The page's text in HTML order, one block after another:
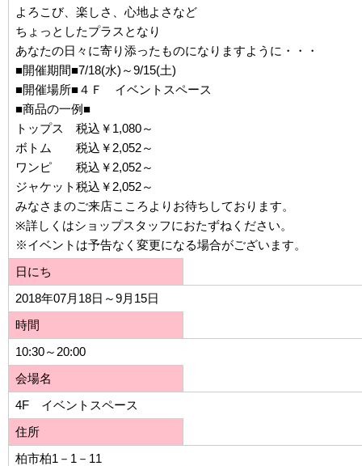
よろこび、楽しさ、心地よさなど
ちょっとしたプラスとなり
あなたの日々に寄り添ったものになりますように・・・
■開催期間■7/18(水)～9/15(土)
■開催場所■４Ｆ イベントスペース
■商品の一例■
トップス 税込￥1,080～
ボトム 税込￥2,052～
ワンピ 税込￥2,052～
ジャケット税込￥2,052～
みなさまのご来店こころよりお待ちしております。
※詳しくはショップスタッフにおたずねください。
※イベントは予告なく変更になる場合がございます。
日にち
2018年07月18日～9月15日
時間
10:30～20:00
会場名
4F イベントスペース
住所
柏市柏1－1－11